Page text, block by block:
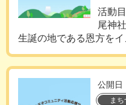
活動
尾神
生誕の地である恩方を
公開日
まち